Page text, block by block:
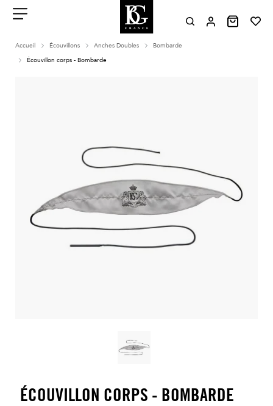
contenu
Accueil Écouvillons Anches Doubles
Bombarde
Écouvillon corps - Bombarde
ÉCOUVILLON CORPS - BOMBARDE